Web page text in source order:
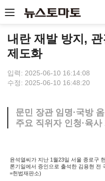
내란 재발 방지,
제도화
입력: 2025-06-10 16:14:08
수정: 2025-06-10 16:48:20
문민 장관 임명·국방
주요 직위자 인청·육
윤석열씨가 지난 1월23일 서울 종로구
론기일에서 증인으로 출석한 김용현 전
=헌법재판소)